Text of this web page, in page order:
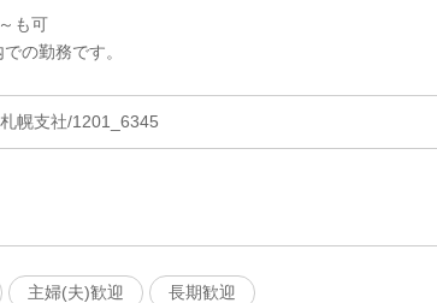
も可
の勤務です。
幌支社/1201_6345
主婦(夫)歓迎 長期歓迎